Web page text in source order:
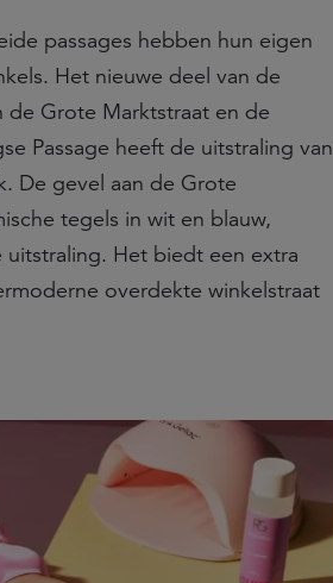
passages hebben hun eigen
Het nieuwe deel van de
de Grote Marktstraat en de
Passage heeft de uitstraling van
De gevel aan de Grote
tegels in wit en blauw,
Het biedt een extra
overdekte winkelstraat